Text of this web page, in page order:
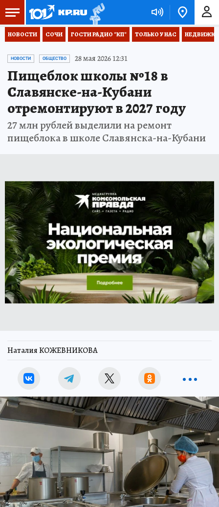
НОВОСТИ СОЧИ ГОСТИ РАДИО "КП" ТОЛЬКО У НАС НЕДВИЖКА
НОВОСТИ ОБЩЕСТВО 28 мая 2026 12:31
Пищеблок школы №18 в
Славянске-на-Кубани
отремонтируют в 2027 году
27 млн рублей выделили на ремонт
пищеблока в школе Славянска-на-Кубани
Наталия КОЖЕВНИКОВА